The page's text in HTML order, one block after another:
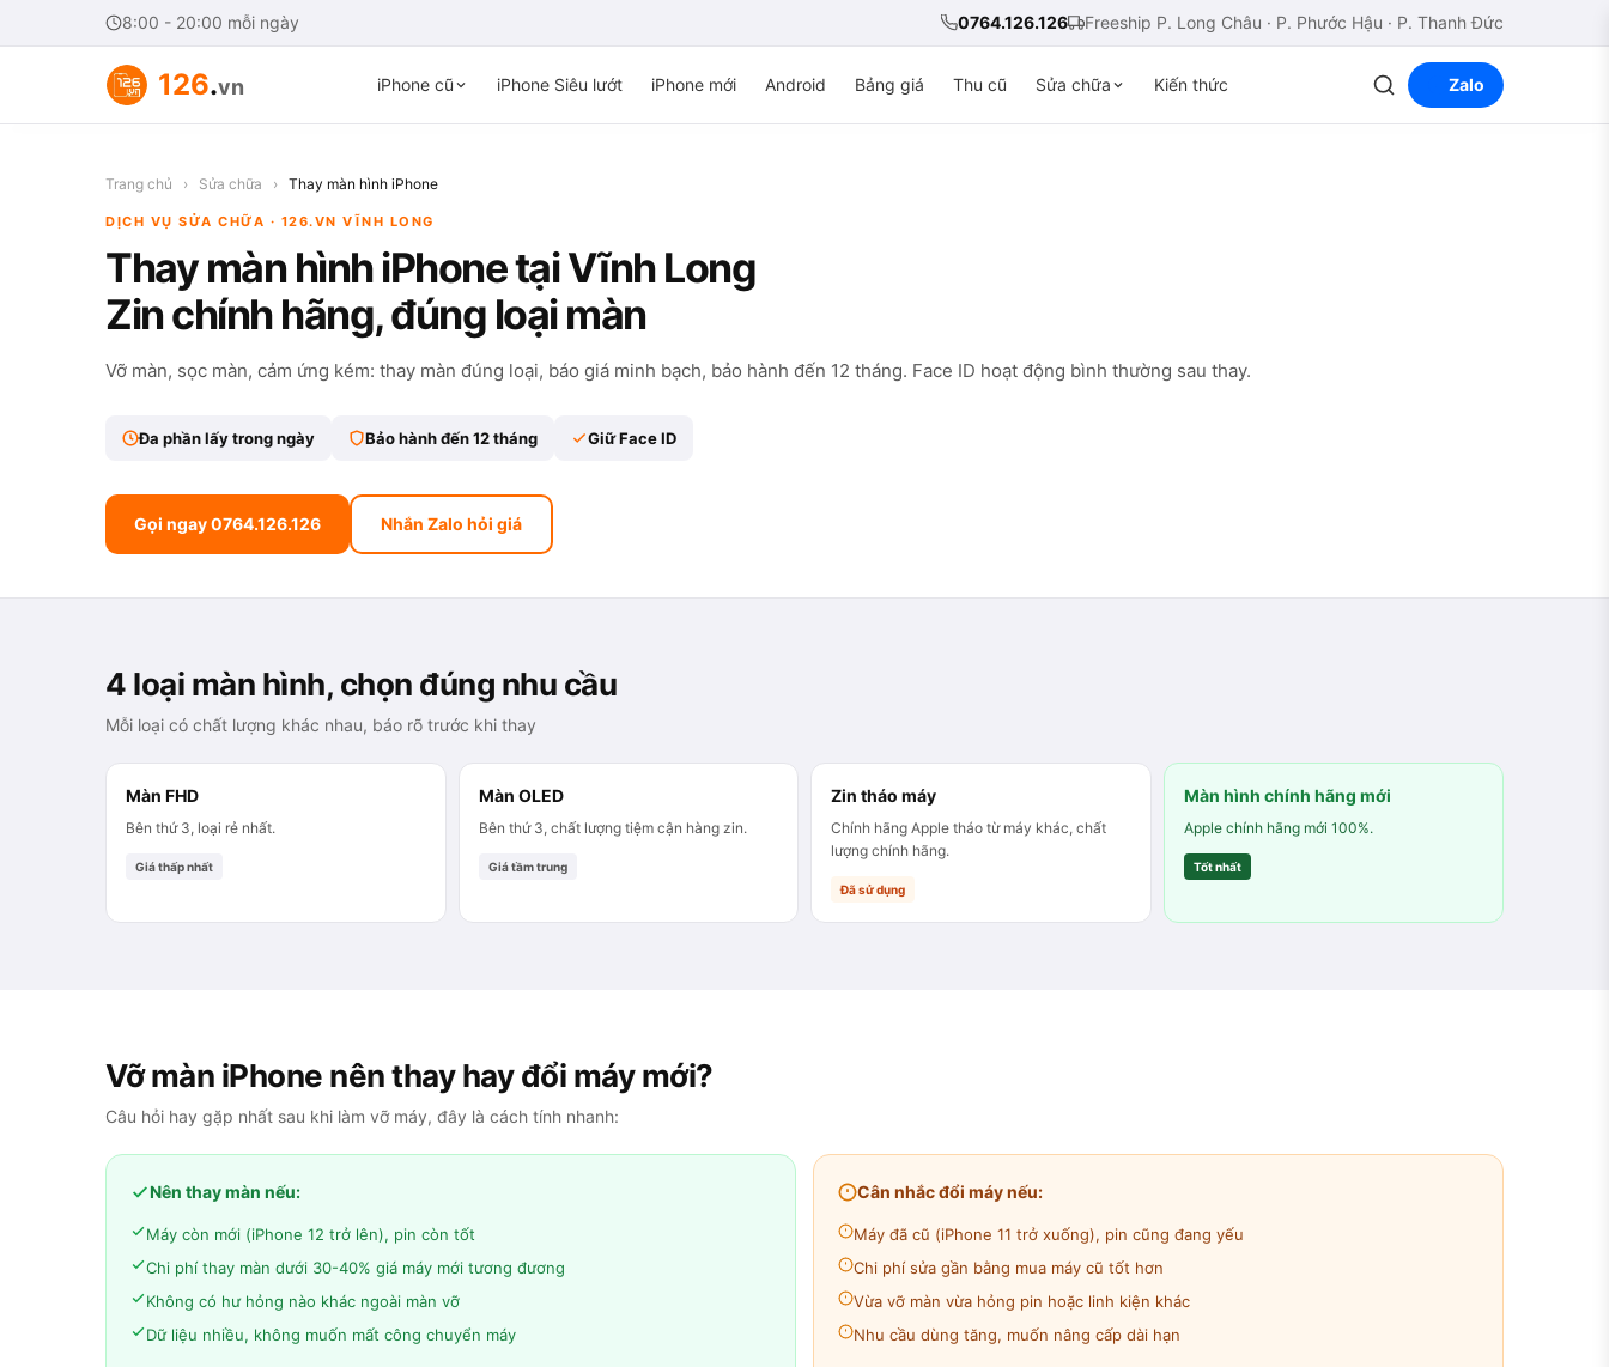
8:00 - 20:00 mỗi ngày 0764.126.126 Freeship P. Long Châu · P. Phước Hậu · P. Thanh Đức
126.vn iPhone cũ iPhone Siêu lướt iPhone mới Android Bảng giá Thu cũ Sửa chữa Kiến thức Zalo
Trang chủ › Sửa chữa › Thay màn hình iPhone
DỊCH VỤ SỬA CHỮA · 126.VN VĨNH LONG
Thay màn hình iPhone tại Vĩnh Long
Zin chính hãng, đúng loại màn
Vỡ màn, sọc màn, cảm ứng kém: thay màn đúng loại, báo giá minh bạch, bảo hành đến 12 tháng. Face ID hoạt động bình thường sau thay.
Đa phần lấy trong ngày Bảo hành đến 12 tháng Giữ Face ID
Gọi ngay 0764.126.126 Nhắn Zalo hỏi giá
4 loại màn hình, chọn đúng nhu cầu
Mỗi loại có chất lượng khác nhau, báo rõ trước khi thay
Màn FHD
Bên thứ 3, loại rẻ nhất.
Giá thấp nhất
Màn OLED
Bên thứ 3, chất lượng tiệm cận hàng zin.
Giá tầm trung
Zin tháo máy
Chính hãng Apple tháo từ máy khác, chất
lượng chính hãng.
Đã sử dụng
Màn hình chính hãng mới
Apple chính hãng mới 100%.
Tốt nhất
Vỡ màn iPhone nên thay hay đổi máy mới?
Câu hỏi hay gặp nhất sau khi làm vỡ máy, đây là cách tính nhanh:
Nên thay màn nếu:
Máy còn mới (iPhone 12 trở lên), pin còn tốt
Chi phí thay màn dưới 30-40% giá máy mới tương đương
Không có hư hỏng nào khác ngoài màn vỡ
Dữ liệu nhiều, không muốn mất công chuyển máy
Cân nhắc đổi máy nếu:
Máy đã cũ (iPhone 11 trở xuống), pin cũng đang yếu
Chi phí sửa gần bằng mua máy cũ tốt hơn
Vừa vỡ màn vừa hỏng pin hoặc linh kiện khác
Nhu cầu dùng tăng, muốn nâng cấp dài hạn